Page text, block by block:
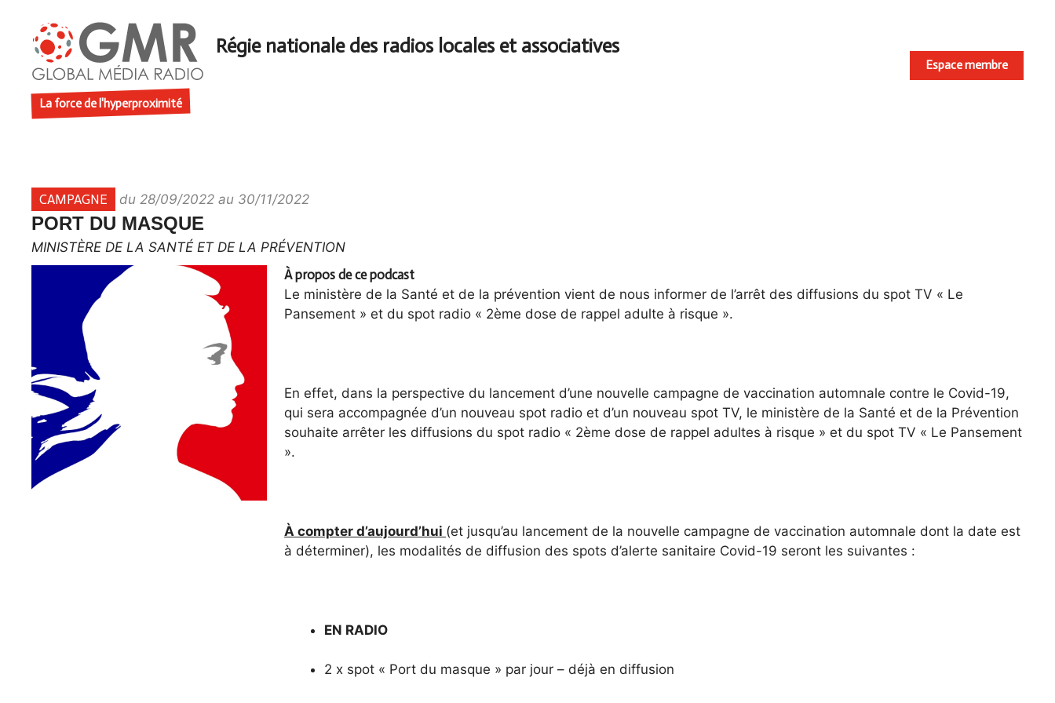
contenu
La force de l'hyperproximité
Espace membre
CAMPAGNE du 28/09/2022 au 30/11/2022
PORT DU MASQUE
MINISTÈRE DE LA SANTÉ ET DE LA PRÉVENTION
À propos de ce podcast
Le ministère de la Santé et de la prévention vient de nous informer de l’arrêt des diffusions du spot TV « Le
Pansement » et du spot radio « 2ème dose de rappel adulte à risque ».
En effet, dans la perspective du lancement d’une nouvelle campagne de vaccination automnale contre le Covid-19,
qui sera accompagnée d’un nouveau spot radio et d’un nouveau spot TV, le ministère de la Santé et de la Prévention
souhaite arrêter les diffusions du spot radio « 2ème dose de rappel adultes à risque » et du spot TV « Le Pansement
».
À compter d’aujourd’hui (et jusqu’au lancement de la nouvelle campagne de vaccination automnale dont la date est
à déterminer), les modalités de diffusion des spots d’alerte sanitaire Covid-19 seront les suivantes :
EN RADIO
2 x spot « Port du masque » par jour – déjà en diffusion